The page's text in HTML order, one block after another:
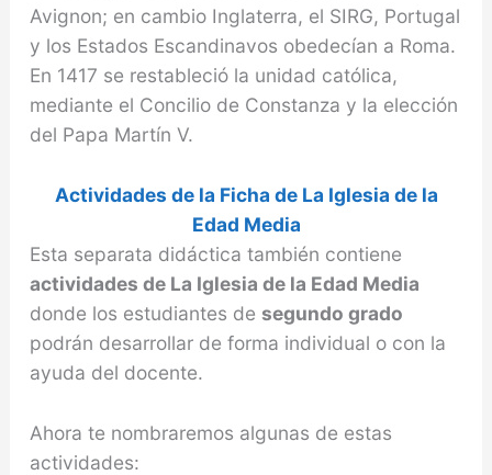
Avignon; en cambio Inglaterra, el SIRG, Portugal
y los Estados Escandinavos obedecían a Roma.
En 1417 se restable­ció la unidad católica,
mediante el Concilio de Cons­tanza y la elección
del Papa Martín V.
Actividades de la Ficha de La Iglesia de la
Edad Media
Esta separata didáctica también contiene
actividades de La Iglesia de la Edad Media
donde los estudiantes de segundo grado
podrán desarrollar de forma individual o con la
ayuda del docente.
Ahora te nombraremos algunas de estas
actividades: